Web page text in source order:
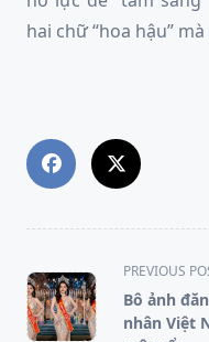
hai chữ “hoa hậu”
<span
class="nav-
subtitle
PREVIOUS
Bô ảnh
nhân Việt